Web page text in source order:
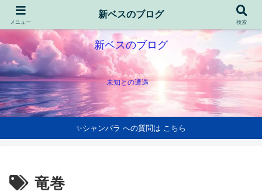
新ベスのブログ
未知との遭遇
✨シャンバラ への質問は こちら
竜巻
メニュー
新ベスのブログ
検索